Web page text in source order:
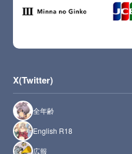
X(Twitter)
全年齢
English R18
広報